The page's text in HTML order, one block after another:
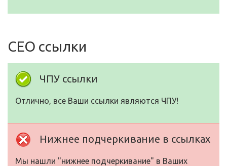
СЕО ссылки
ЧПУ ссылки
Отлично, все Ваши ссылки являются ЧПУ!
Нижнее подчеркивание в ссылках
Мы нашли "нижнее подчеркивание" в Ваших